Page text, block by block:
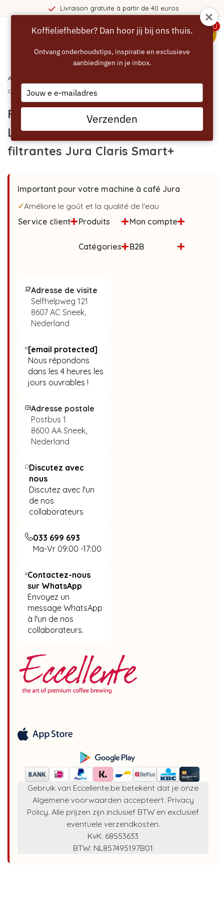
Livraison gratuite à partir de 40 euros
0
Accueil
cartouches filtrantes Jura Claris Smart+
Filtre à eau Eccellente Grey+ –
L'alternative aux cartouches
filtrantes Jura Claris Smart+
Important pour votre machine à café Jura
✓Améliore le goût et la qualité de l'eau
Service client
Produits
Catégories
Mon compte
B2B
Adresse de visite
Selfhelpweg 121
8607 AC Sneek,
Nederland
[email protected]
Nous répondons
dans les 4 heures les
jours ouvrables !
Adresse postale
Postbus 1
8600 AA Sneek,
Nederland
Discutez avec
nous
Discutez avec l'un
de nos
collaborateurs
033 699 693
Ma-Vr 09:00 -17:00
Contactez-nous
sur WhatsApp
Envoyez un
message WhatsApp
à l'un de nos
collaborateurs.
Gebruik van Eccellente.be betekent dat je onze
Algemene voorwaarden accepteert. Privacy
Policy. Alle prijzen zijn inclusief BTW en exclusief
eventuele verzendkosten.
KvK: 68553633
BTW: NL857495197B01
Koffieliefhebber? Dan hoor jij bij ons thuis.
Ontvang onderhoudstips, inspiratie en exclusieve
aanbiedingen in je inbox.
Type
your
email
Verzenden